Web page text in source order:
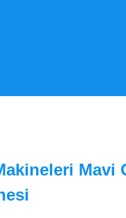
Mavi